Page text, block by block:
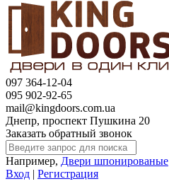
097 364-12-04
095 902-92-65
mail@kingdoors.com.ua
Днепр, проспект Пушкина 20
Заказать обратный звонок
Например, Двери шпонированые
Вход | Регистрация